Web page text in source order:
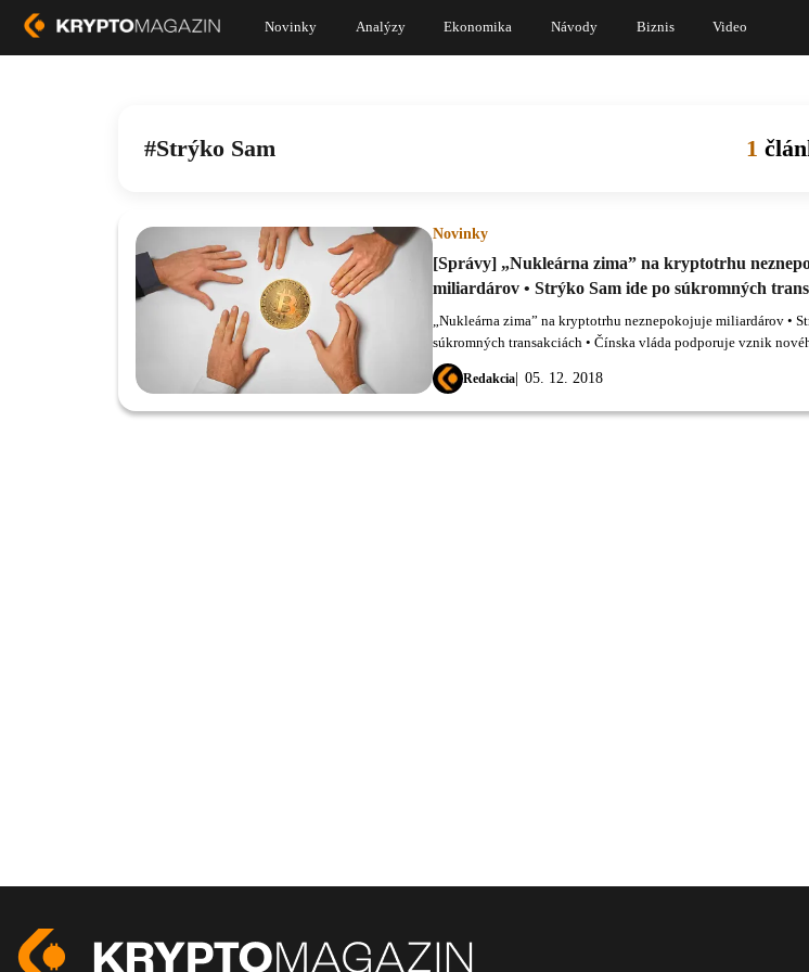
Novinky Analýzy Ekonomika Návody Biznis Video
Strýko Sam 1
Novinky
[Správy] „Nukleárna zima” na kryptotrhu
miliardárov • Strýko Sam ide po súkromných
Redakcia 05. 12. 2018
„Nukleárna zima” na kryptotrhu neznepokojuje miliardárov •
súkromných transakciách • Čínska vláda podporuje vznik
Max Keiser hovorí, že Bitcoin pohltí všetky fiat meny
kryptotrhu neznepokojuje miliardárov Jim Breyer, miliardový